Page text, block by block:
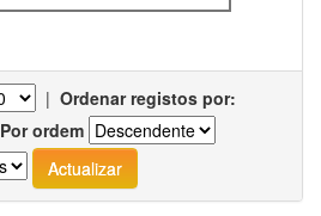
| Ordenar registos por:
Por ordem